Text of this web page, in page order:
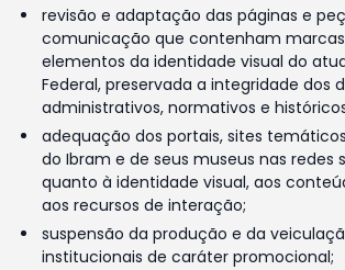
revisão e adaptação das páginas e
comunicação que contenham
elementos da identidade visual do
Federal, preservada a integridade dos
administrativos, normativos e
adequação dos portais, sites
do Ibram e de seus museus nas redes
quanto à identidade visual, aos
aos recursos de interação;
suspensão da produção e da
institucionais de caráter promocional;